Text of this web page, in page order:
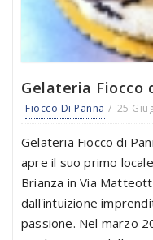
Gelateria Fiocco
Fiocco Di Panna 25
Gelateria Fiocco di
apre il suo primo
Brianza in Via
dall'intuizione
passione. Nel marzo